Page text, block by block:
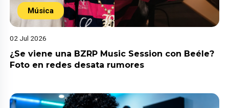
Música
02 Jul 2026
¿Se viene una BZRP Music Session con Beéle?
Foto en redes desata rumores